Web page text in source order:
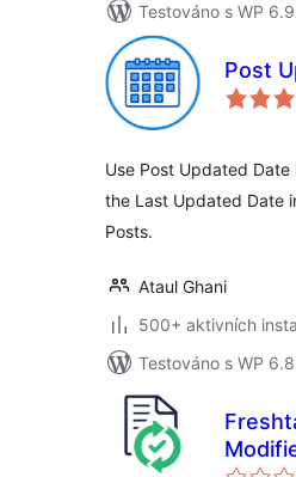
Testováno s WP
Post
Use Post Updated
the Last Updated Date
Posts.
Ataul Ghani
500+ aktivních
Testováno s WP